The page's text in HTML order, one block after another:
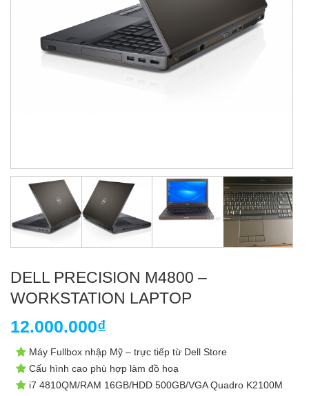
DELL PRECISION M4800 –
WORKSTATION LAPTOP
12.000.000₫
Máy Fullbox nhập Mỹ – trực tiếp từ Dell Store
Cấu hình cao phù hợp làm đồ hoạ
i7 4810QM/RAM 16GB/HDD 500GB/VGA Quadro K2100M